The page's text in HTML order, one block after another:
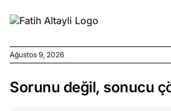
Ağustos
Ağustos 9, 2026
Sorunu değil, sonucu